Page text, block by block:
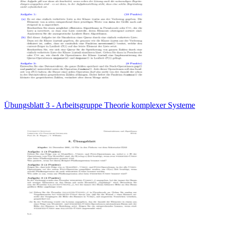
Übungsblatt 3 - Arbeitsgruppe Theorie komplexer Systeme